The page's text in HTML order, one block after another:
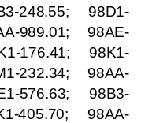
248.55; 98D1-
989.01; 98AE-
176.41; 98K1-
232.34; 98AA-
576.63; 98B3-
405.70; 98AA-